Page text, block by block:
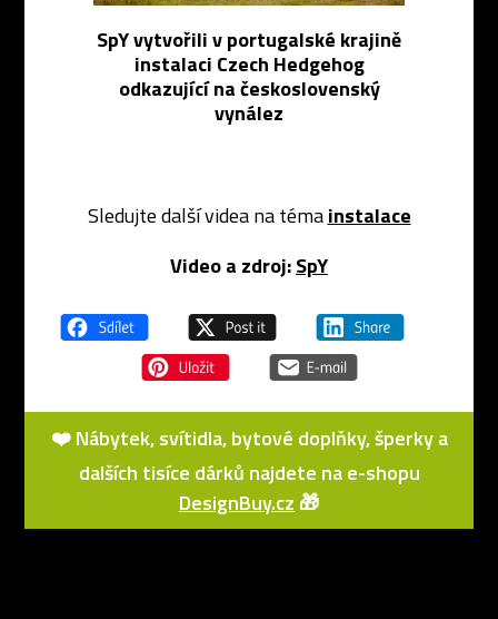
SpY vytvořili v portugalské krajině
instalaci Czech Hedgehog
odkazující na československý
vynález
Sledujte další videa na témainstalace
Video a zdroj:SpY
❤️ Nábytek, svítidla, bytové doplňky, šperky a
dalších tisíce dárků najdete na e-shopu
DesignBuy.cz 🎁